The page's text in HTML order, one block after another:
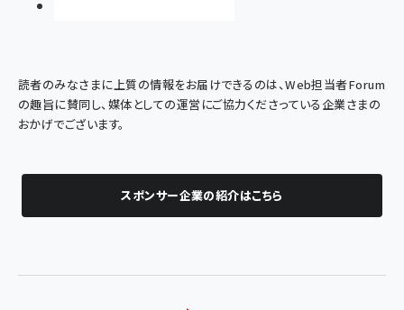
読者のみなさまに上質の情報をお届けできるのは、Web担当者Forum
の趣旨に賛同し、媒体としての運営にご協力くださっている企業さまの
おかげでございます。
スポンサー企業の紹介はこちら